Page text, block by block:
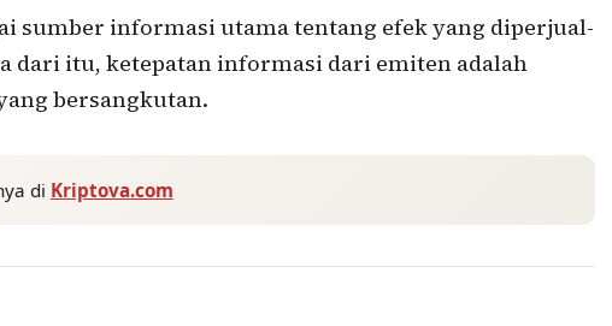
sumber informasi utama tentang efek yang diperjual-
dari itu, ketepatan informasi dari emiten adalah
bersangkutan.
di Kriptova.com